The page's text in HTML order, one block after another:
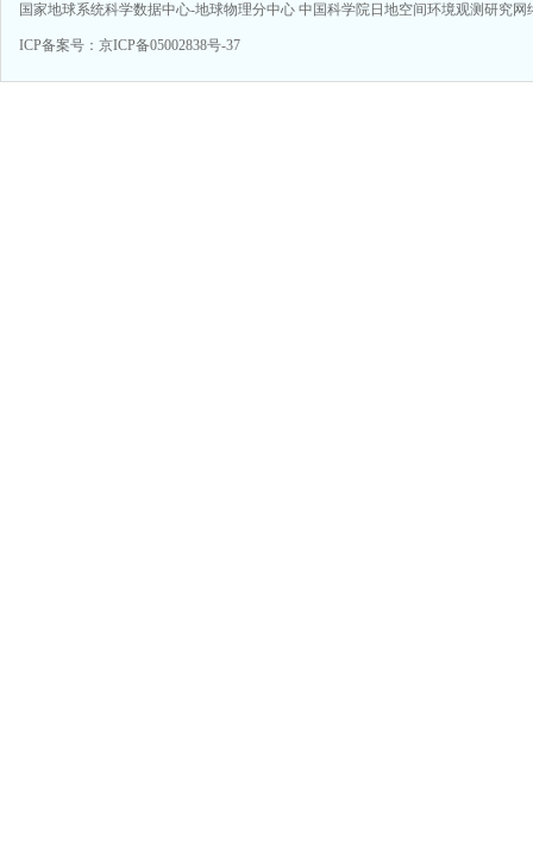
国家地球系统科学数据中心-地球物理分中心 中国科学院日地空间环境观测研究网
ICP备案号： 京ICP备05002838号-37